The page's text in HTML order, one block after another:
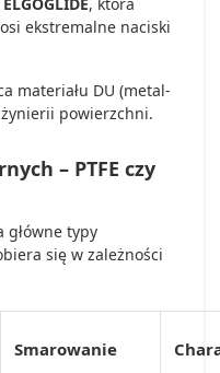
ekstremalne naciski
materiału DU (metal-
powierzchni.
– PTFE czy
główne typy
się w zależności
Smarowanie